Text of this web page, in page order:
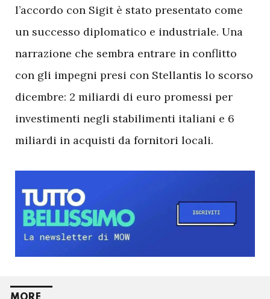
l’accordo con Sigit è stato presentato come
un successo diplomatico e industriale. Una
narrazione che sembra entrare in conflitto
con gli impegni presi con Stellantis lo scorso
dicembre: 2 miliardi di euro promessi per
investimenti negli stabilimenti italiani e 6
miliardi in acquisti da fornitori locali.